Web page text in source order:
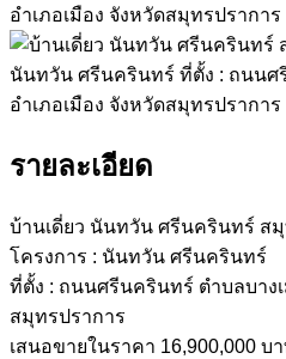
รายละเอียด
บ้านเดี่ยว นันทวัน ศรีนครินทร์ ส
โครงการ : นันทวัน ศรีนครินทร์
ที่ตั้ง : ถนนศรีนครินทร์ ตำบลบางเ
สมุทรปราการ
เสนอขายในราคา 16,900,000 บ